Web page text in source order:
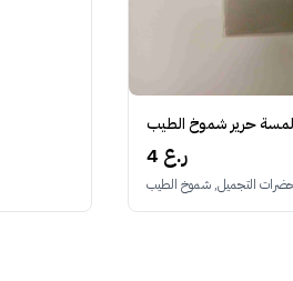
لمسة حرير شموخ الطيب
4 ر.ع
التجميل, شموخ الطيب